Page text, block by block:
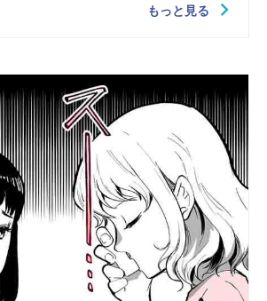
もっと見る